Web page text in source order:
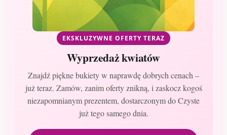
EKSKLUZYWNE OFERTY TERAZ
Wyprzedaż kwiatów
Znajdź piękne bukiety w naprawdę dobrych cenach –
już teraz. Zamów, zanim oferty znikną, i zaskocz kogoś
niezapomnianym prezentem, dostarczonym do Czyste
już tego samego dnia.